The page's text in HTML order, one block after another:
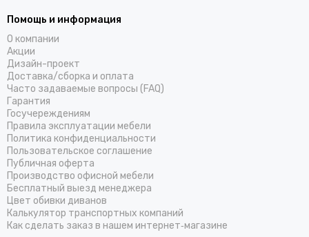
Помощь и информация
О компании
Акции
Дизайн-проект
Доставка/cборка и оплата
Часто задаваемые вопросы (FAQ)
Гарантия
Госучереждениям
Правила эксплуатации мебели
Политика конфиденциальности
Пользовательское соглашение
Публичная оферта
Производство офисной мебели
Бесплатный выезд менеджера
Цвет обивки диванов
Калькулятор транспортных компаний
Как сделать заказ в нашем интернет‑магазине